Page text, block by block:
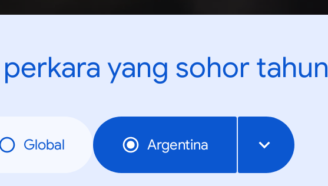
yang sohor tahun
Global Argentina